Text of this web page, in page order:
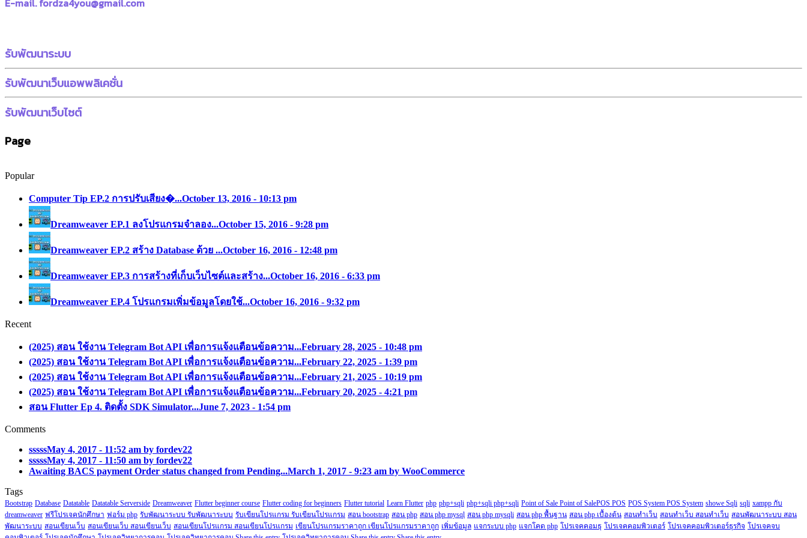
E-mail. fordza4you@gmail.com
รับพัฒนาระบบ
รับพัฒนาเว็บแอพพลิเคชั่น
รับพัฒนาเว็บไซต์
Page
Popular
Computer Tip EP.2 การปรับเสียง�...October 13, 2016 - 10:13 pm
Dreamweaver EP.1 ลงโปรแกรมจำลอง...October 15, 2016 - 9:28 pm
Dreamweaver EP.2 สร้าง Database ด้วย ...October 16, 2016 - 12:48 pm
Dreamweaver EP.3 การสร้างที่เก็บเว็บไซต์และสร้าง...October 16, 2016 - 6:33 pm
Dreamweaver EP.4 โปรแกรมเพิ่มข้อมูลโดยใช้...October 16, 2016 - 9:32 pm
Recent
(2025) สอน ใช้งาน Telegram Bot API เพื่อการแจ้งแตือนข้อความ...February 28, 2025 - 10:48 pm
(2025) สอน ใช้งาน Telegram Bot API เพื่อการแจ้งแตือนข้อความ...February 22, 2025 - 1:39 pm
(2025) สอน ใช้งาน Telegram Bot API เพื่อการแจ้งแตือนข้อความ...February 21, 2025 - 10:19 pm
(2025) สอน ใช้งาน Telegram Bot API เพื่อการแจ้งแตือนข้อความ...February 20, 2025 - 4:21 pm
สอน Flutter Ep 4. ติดตั้ง SDK Simulator...June 7, 2023 - 1:54 pm
Comments
sssssMay 4, 2017 - 11:52 am by fordev22
sssssMay 4, 2017 - 11:50 am by fordev22
Awaiting BACS payment Order status changed from Pending...March 1, 2017 - 9:23 am by WooCommerce
Tags
Bootstrap Database Datatable Datatable Serverside Dreamweaver Flutter beginner course Flutter coding for beginners Flutter tutorial Learn Flutter php php+sqli php+sqli php+sqli Point of Sale Point of SalePOS POS POS System POS System showe Sqli sqli xampp กับ
dreamweaver ฟรีโปรเจคนักศึกษา ฟอร์ม php รับพัฒนาระบบ รับพัฒนาระบบ รับเขียนโปรแกรม รับเขียนโปรแกรม สอน bootstrap สอน php สอน php mysql สอน php mysqli สอน php พื้นฐาน สอน php เบื้องต้น สอนทำเว็บ สอนทำเว็บ สอนทำเว็บ สอนพัฒนาระบบ สอน
พัฒนาระบบ สอนเขียนเว็บ สอนเขียนเว็บ สอนเขียนเว็บ สอนเขียนโปรแกรม สอนเขียนโปรแกรม เขียนโปรแกรมราคาถูก เขียนโปรแกรมราคาถูก เพิ่มข้อมูล แจกระบบ php แจกโคด php โปรเจคคอมธุ โปรเจคคอมพิวเตอร์ โปรเจคคอมพิวเตอร์ธุรกิจ โปรเจคจบ